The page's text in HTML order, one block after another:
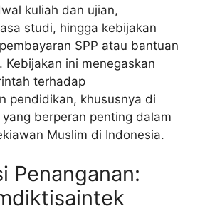
kuliah dan ujian,
studi, hingga kebijakan
SPP atau bantuan
Kebijakan ini menegaskan
terhadap
pendidikan, khususnya di
yang berperan penting dalam
Muslim di Indonesia.
Penanganan: